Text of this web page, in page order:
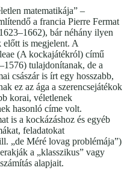
matematikája” –
a francia Pierre Fermat
bár néhány ilyen
is megjelent. A
(A kockajátékról) című
tulajdonítanak, de a
császár is írt egy hosszabb,
ez az ága a szerencsejátékok
korai, véletlenek
hasonló címe volt.
is a kockázáshoz és egyéb
feladatokat
„de Méré lovag problémája”)
a „klasszikus” vagy
alapjait.